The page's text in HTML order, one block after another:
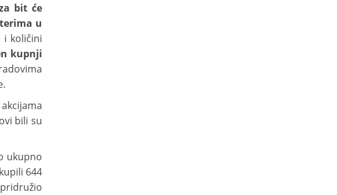
bit će
u
i količini
kupnji
bili su
ukupno
644